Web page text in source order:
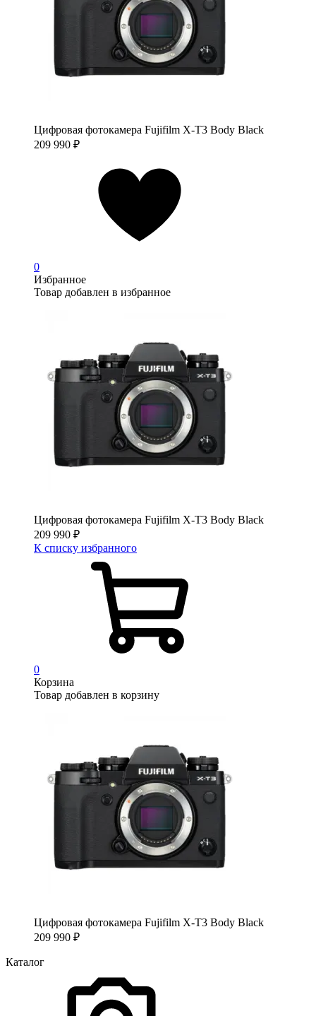
Цифровая фотокамера Fujifilm X-T3 Body Black
209 990 ₽
0
Избранное
Товар добавлен в избранное
Цифровая фотокамера Fujifilm X-T3 Body Black
209 990 ₽
К списку избранного
0
Корзина
Товар добавлен в корзину
Цифровая фотокамера Fujifilm X-T3 Body Black
209 990 ₽
Каталог